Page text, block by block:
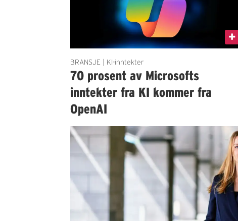
BRANSJE | KI-inntekter
70 prosent av Microsofts
inntekter fra KI kommer fra
OpenAI